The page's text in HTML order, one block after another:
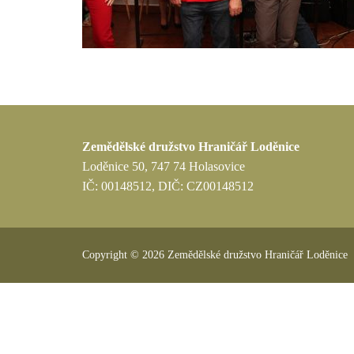
Zemědělské družstvo Hraničář Loděnice
Loděnice 50, 747 74 Holasovice
IČ: 00148512, DIČ: CZ00148512
Copyright © 2026 Zemědělské družstvo Hraničář Loděnice